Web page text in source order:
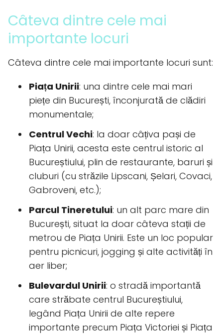
Câteva dintre cele mai
importante locuri
Câteva dintre cele mai importante locuri sunt:
Piața Unirii: una dintre cele mai mari
piețe din București, înconjurată de clădiri
monumentale;
Centrul Vechi: la doar câțiva pași de
Piața Unirii, acesta este centrul istoric al
Bucureștiului, plin de restaurante, baruri și
cluburi (cu străzile Lipscani, Șelari, Covaci,
Gabroveni, etc.);
Parcul Tineretului: un alt parc mare din
București, situat la doar câteva stații de
metrou de Piața Unirii. Este un loc popular
pentru picnicuri, jogging și alte activități în
aer liber;
Bulevardul Unirii: o stradă importantă
care străbate centrul Bucureștiului,
legând Piața Unirii de alte repere
importante precum Piața Victoriei și Piața